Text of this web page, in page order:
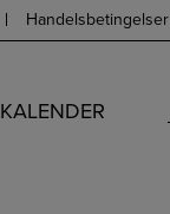
Handelsbetingelser
KALENDER